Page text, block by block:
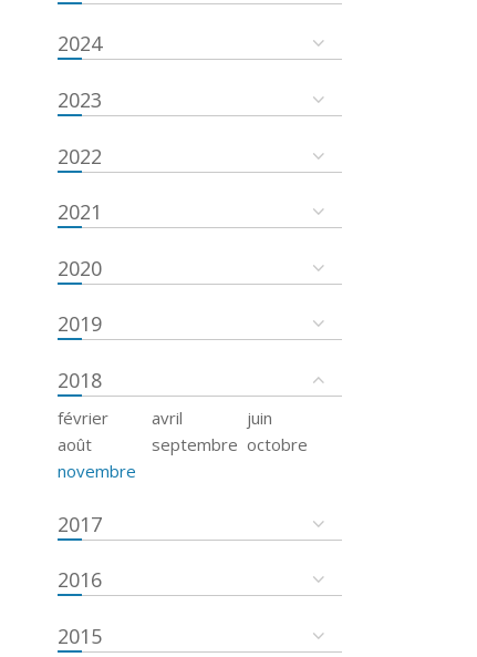
2024
2023
2022
2021
2020
2019
2018
février avril
juin
août
septembre octobre
novembre
2017
2016
2015